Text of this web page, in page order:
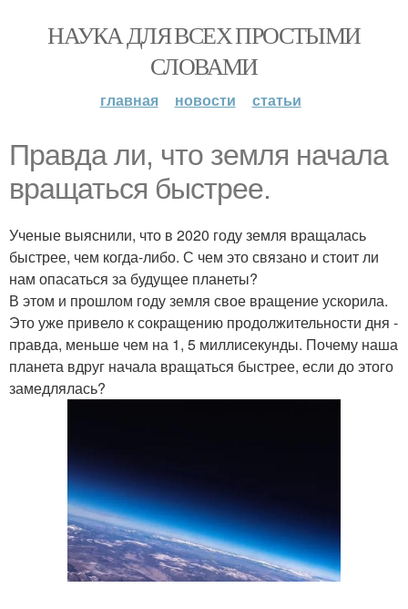
НАУКА ДЛЯ ВСЕХ ПРОСТЫМИ
СЛОВАМИ
главная новости статьи
Правда ли, что земля начала
вращаться быстрее.
Ученые выяснили, что в 2020 году земля вращалась
быстрее, чем когда-либо. С чем это связано и стоит ли
нам опасаться за будущее планеты?
В этом и прошлом году земля свое вращение ускорила.
Это уже привело к сокращению продолжительности дня -
правда, меньше чем на 1, 5 миллисекунды. Почему наша
планета вдруг начала вращаться быстрее, если до этого
замедлялась?